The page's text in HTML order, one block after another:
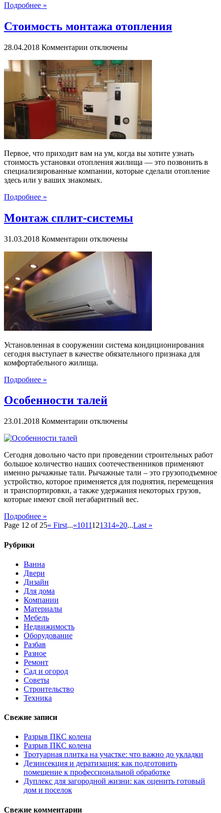
Подробнее »
Стоимость монтажа отопления
28.04.2018 Комментарии к
Стоимость
монтажа
отопления
отключены
Первое, что приходит вам на ум, когда вы хотите узнать
стоимость установки отопления жилища — это позвонить в
специализированные компании, которые сделали отопление
здесь или у ваших знакомых.
Подробнее »
Монтаж сплит-системы
31.03.2018 Комментарии к
Монтаж
сплит-
отключены
Установленная в сооружении система кондиционирования
сегодня выступает в качестве обязательного признака для
комфортабельного жилища.
Подробнее »
Особенности талей
23.01.2018 Комментарии котключены
Сегодня довольно часто при проведении строительных работ
большое количество наших соотечественников применяют
именно рычажные тали. Рычажные тали – это грузоподъемное
устройство, которое применяется для поднятия, перемещения
и транспортировки, а также удержания некоторых грузов,
которые имеют свой негабаритный вес.
Подробнее »
Page 12 of 25« First...«1011121314»20...Last »
Рубрики
Ванна
Двери
Дизайн
Для дома
Компании
Материалы
Мебель
Недвижимость
Оборудование
Разбав
Разное
Ремонт
Сад и огород
Советы
Строительство
Техника
Свежие записи
Разрыв ПКС колена
Разрыв ПКС колена
Тротуарная плитка на участке: что важно до укладки
Дезинсекция и дератизация: как подготовить
помещение к профессиональной обработке
Дуплекс для загородной жизни: как оценить готовый
дом и поселок
Свежие комментарии